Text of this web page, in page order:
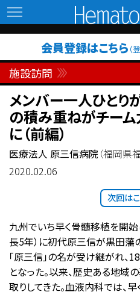
会員登録はこちら （
施設訪問
メンバー一人ひと
の積み重ねがチー
に（前編）
医療法人 原三信病院 （福岡県
2020.02.06
次回は
九州でいち早く骨髄移植を開
長5年）に初代原三信が黒田藩
「原三信」の名が受け継がれ、
となった。以来、歴史ある地
取りしてきた。血液内科では、